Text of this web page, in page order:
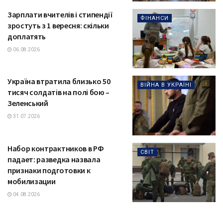
ФІНАНСИ
Зарплати вчителів і стипендії
зростуть з 1 вересня: скільки
доплатять
06.08.2026
ВІЙНА В УКРАЇНІ
Україна втратила близько 50
тисяч солдатів на полі бою –
Зеленський
31.07.2026
СВІТ
Набор контрактников в РФ
падает: разведка назвала
признаки подготовки к
мобилизации
04.08.2026